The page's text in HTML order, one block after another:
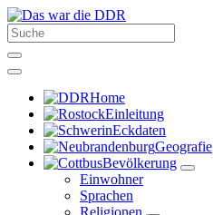
Home
Einleitung
Eckdaten
Geografie
Bevölkerung
Einwohner
Sprachen
Religionen